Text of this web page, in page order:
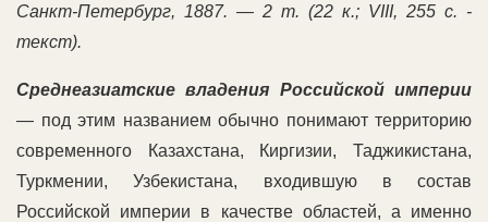
Санкт-Петербург, 1887. — 2 т. (22 к.; VIII, 255 с. -
текст).
Среднеазиатские владения Российской империи
— под этим названием обычно понимают территорию
современного Казахстана, Киргизии, Таджикистана,
Туркмении, Узбекистана, входившую в состав
Российской империи в качестве областей, а именно